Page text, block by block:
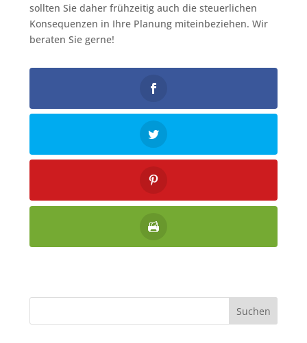
sollten Sie daher frühzeitig auch die steuerlichen
Konsequenzen in Ihre Planung miteinbeziehen. Wir
beraten Sie gerne!